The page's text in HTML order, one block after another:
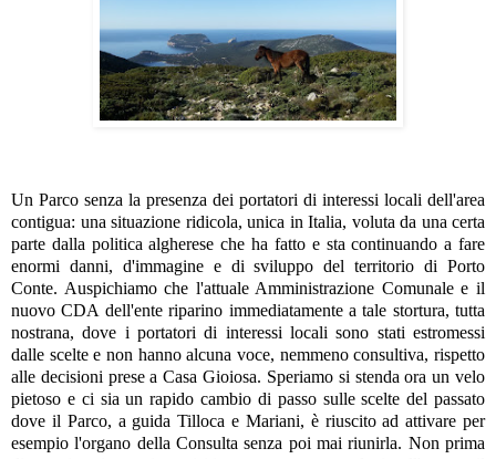
Un Parco senza la presenza dei portatori di interessi locali dell'area
contigua: una situazione ridicola, unica in Italia, voluta da una certa
parte dalla politica algherese che ha fatto e sta continuando a fare
enormi danni, d'immagine e di sviluppo del territorio di Porto
Conte. Auspichiamo che l'attuale Amministrazione Comunale e il
nuovo CDA dell'ente riparino immediatamente a tale stortura, tutta
nostrana, dove i portatori di interessi locali sono stati estromessi
dalle scelte e non hanno alcuna voce, nemmeno consultiva, rispetto
alle decisioni prese a Casa Gioiosa. Speriamo si stenda ora un velo
pietoso e ci sia un rapido cambio di passo sulle scelte del passato
dove il Parco, a guida Tilloca e Mariani, è riuscito ad attivare per
esempio l'organo della Consulta senza poi mai riunirla. Non prima